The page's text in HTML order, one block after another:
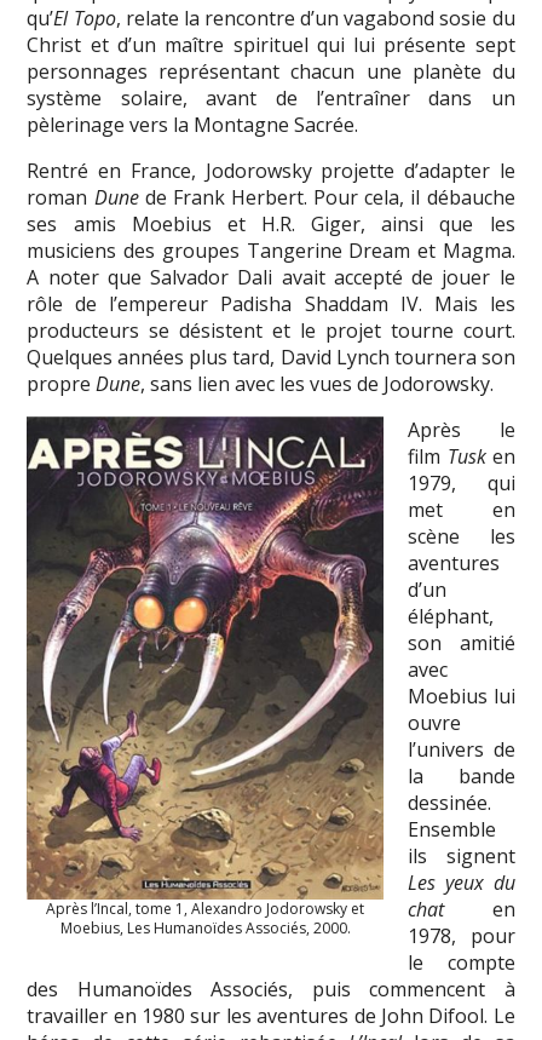
qu’El Topo, relate la rencontre d’un vagabond sosie du
Christ et d’un maître spirituel qui lui présente sept
personnages représentant chacun une planète du
système solaire, avant de l’entraîner dans un
pèlerinage vers la Montagne Sacrée.
Rentré en France, Jodorowsky projette d’adapter le
roman Dunede Frank Herbert. Pour cela, il débauche
ses amis Moebius et H.R. Giger, ainsi que les
musiciens des groupes Tangerine Dream et Magma.
A noter que Salvador Dali avait accepté de jouer le
rôle de l’empereur Padisha Shaddam IV. Mais les
producteurs se désistent et le projet tourne court.
Quelques années plus tard, David Lynch tournera son
propreDune, sans lien avec les vues de Jodorowsky.
Après l’Incal, tome 1, Alexandro Jodorowsky et
Moebius, Les Humanoïdes Associés, 2000.
Après le
film Tusken
1979, qui
met en
scène les
aventures
d’un
éléphant,
son amitié
avec
Moebius lui
ouvre
l’univers de
la bande
dessinée.
Ensemble
ils signent
Les yeux du
chaten
1978, pour
le compte
des Humanoïdes Associés, puis commencent à
travailler en 1980 sur les aventures de John Difool. Le